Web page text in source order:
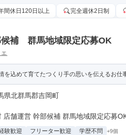
間休日120日以上 完全週休2日制
候補 群馬地域限定応募OK
を込めて育てたつくり手の思いを伝えるお仕
県北群馬郡吉岡町
店舗運営 幹部候補 群馬地域限定応募
験歓迎 フリーター歓迎 学歴不問 +9個